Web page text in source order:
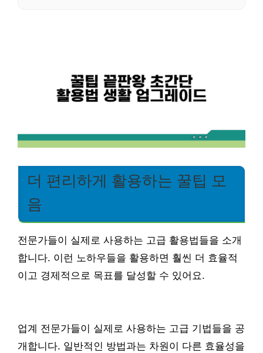
더 편리하게 활용하는 꿀팁 모
음
전문가들이 실제로 사용하는 고급 활용법들을 소개
합니다. 이런 노하우들을 활용하면 훨씬 더 효율적
이고 경제적으로 목표를 달성할 수 있어요.
업계 전문가들이 실제로 사용하는 고급 기법들을 공
개합니다. 일반적인 방법과는 차원이 다른 효율성을